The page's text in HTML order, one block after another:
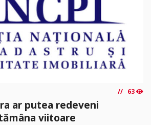
63
ar putea redeveni
viitoare